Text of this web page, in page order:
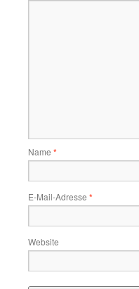
Name *
E-Mail-Adresse *
Website